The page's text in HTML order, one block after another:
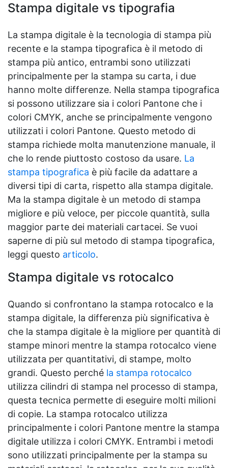
Stampa digitale vs tipografia
La stampa digitale è la tecnologia di stampa più
recente e la stampa tipografica è il metodo di
stampa più antico, entrambi sono utilizzati
principalmente per la stampa su carta, i due
hanno molte differenze. Nella stampa tipografica
si possono utilizzare sia i colori Pantone che i
colori CMYK, anche se principalmente vengono
utilizzati i colori Pantone. Questo metodo di
stampa richiede molta manutenzione manuale, il
che lo rende piuttosto costoso da usare. La
stampa tipografica è più facile da adattare a
diversi tipi di carta, rispetto alla stampa digitale.
Ma la stampa digitale è un metodo di stampa
migliore e più veloce, per piccole quantità, sulla
maggior parte dei materiali cartacei. Se vuoi
saperne di più sul metodo di stampa tipografica,
leggi questo articolo.
Stampa digitale vs rotocalco
Quando si confrontano la stampa rotocalco e la
stampa digitale, la differenza più significativa è
che la stampa digitale è la migliore per quantità di
stampe minori mentre la stampa rotocalco viene
utilizzata per quantitativi, di stampe, molto
grandi. Questo perché la stampa rotocalco
utilizza cilindri di stampa nel processo di stampa,
questa tecnica permette di eseguire molti milioni
di copie. La stampa rotocalco utilizza
principalmente i colori Pantone mentre la stampa
digitale utilizza i colori CMYK. Entrambi i metodi
sono utilizzati principalmente per la stampa su